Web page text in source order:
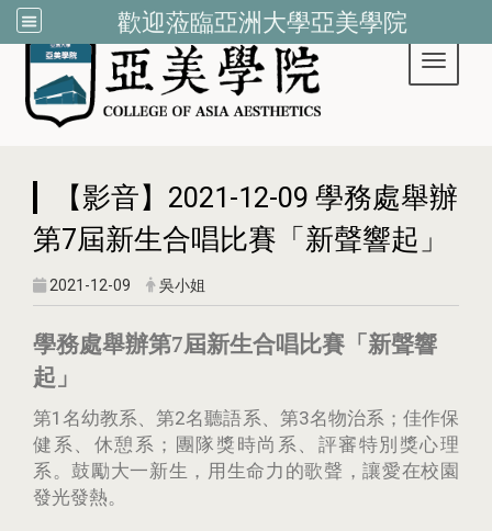
歡迎蒞臨亞洲大學亞美學院
Toggle
【影音】2021-12-09 學務處舉辦
第7屆新生合唱比賽「新聲響起」
2021-12-09 吳小姐
學務處舉辦第7屆新生合唱比賽「新聲響
起」
第1名幼教系、第2名聽語系、第3名物治系；佳作保
健系、休憩系；團隊獎時尚系、評審特別獎心理
系。鼓勵大一新生，用生命力的歌聲，讓愛在校園
發光發熱。